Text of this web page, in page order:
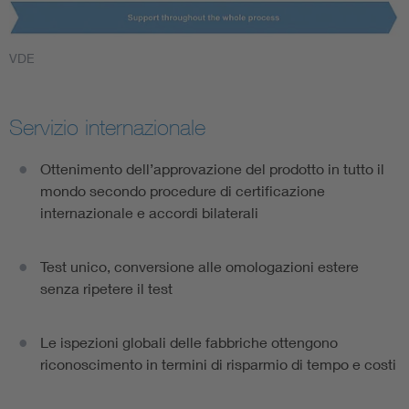
VDE
Servizio internazionale
Ottenimento dell’approvazione del prodotto in tutto il
mondo secondo procedure di certificazione
internazionale e accordi bilaterali
Test unico, conversione alle omologazioni estere
senza ripetere il test
Le ispezioni globali delle fabbriche ottengono
riconoscimento in termini di risparmio di tempo e costi